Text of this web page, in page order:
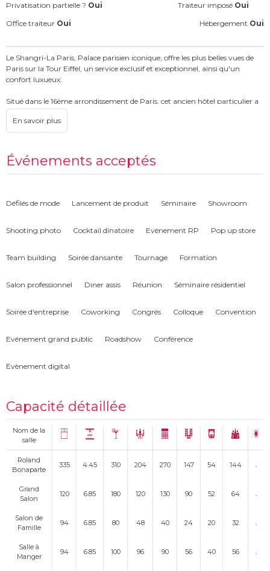
Privatisation partielle ? Oui Traiteur imposé Oui
Office traiteur Oui Hébergement Oui
Le Shangri-La Paris, Palace parisien iconique, offre les plus belles vues de
Paris sur la Tour Eiffel, un service exclusif et exceptionnel, ainsi qu'un
confort luxueux.
Situé dans le 16ème arrondissement de Paris, cet ancien hôtel particulier a
été la propriété de Roland Bonaparte, petit-neveu de Napoléon et a reçu de
nombreuses distinctions pour son excellence et son raffinement.
L’établissement est par ailleurs classé aux monuments historiques.
La gastronomie y est élégante et raffinée, alliant art de vivre à la française
et hospitalité asiatique.
Événements acceptés
Défilés de mode Lancement de produit Séminaire Showroom
Shooting photo Cocktail dînatoire Evénement RP Pop up store
Team building Soirée dansante Tournage Formation
Salon professionnel Diner assis Réunion Séminaire résidentiel
Soirée d'entreprise Coworking Congrés Colloque Convention
Evénement grand public Roadshow Conférence
Evènement digital
Capacité détaillée
Nom de la
salle
Roland
Bonaparte
335 4.45 310 204 270 147 54 144
Grand
Salon
120 6.85 180 120 130 90 52 64
Salon de
Famille
94 6.85 80 48 40 24 20 32
Salle à
Manger
94 6.85 100 96 90 56 40 56